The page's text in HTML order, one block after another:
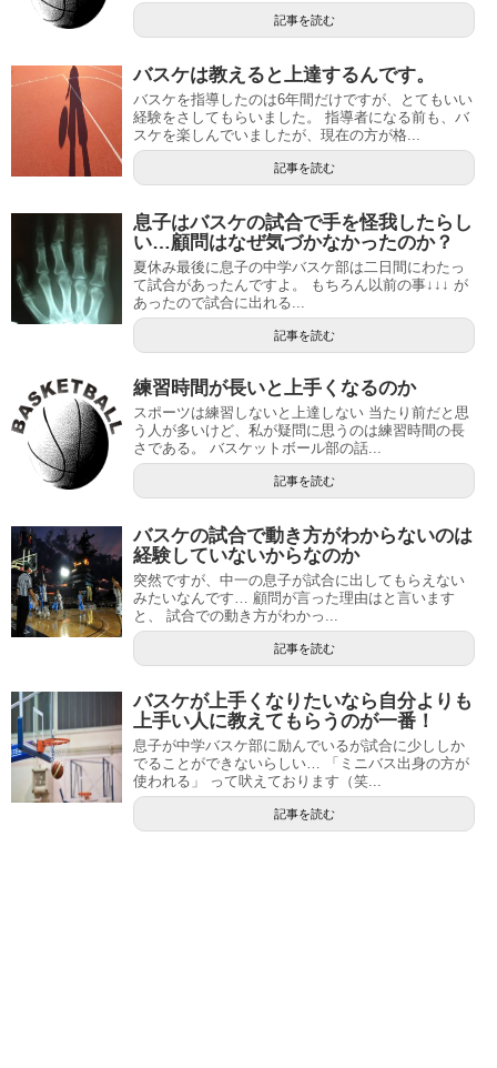
記事を読む
バスケは教えると上達するんです。
バスケを指導したのは6年間だけですが、とてもいい
経験をさしてもらいました。 指導者になる前も、バ
スケを楽しんでいましたが、現在の方が格...
記事を読む
息子はバスケの試合で手を怪我したらし
い…顧問はなぜ気づかなかったのか？
夏休み最後に息子の中学バスケ部は二日間にわたっ
て試合があったんですよ。 もちろん以前の事↓↓↓ が
あったので試合に出れる...
記事を読む
練習時間が長いと上手くなるのか
スポーツは練習しないと上達しない 当たり前だと思
う人が多いけど、私が疑問に思うのは練習時間の長
さである。 バスケットボール部の話...
記事を読む
バスケの試合で動き方がわからないのは
経験していないからなのか
突然ですが、中一の息子が試合に出してもらえない
みたいなんです… 顧問が言った理由はと言います
と、 試合での動き方がわかっ...
記事を読む
バスケが上手くなりたいなら自分よりも
上手い人に教えてもらうのが一番！
息子が中学バスケ部に励んでいるが試合に少ししか
でることができないらしい… 「ミニバス出身の方が
使われる」 って吠えております（笑...
記事を読む